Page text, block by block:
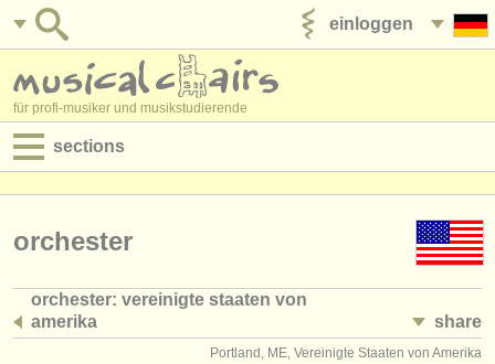
einloggen
für profi-musiker und musikstudierende
sections
jobs - verwaltung
orchester
orchester: vereinigte staaten von
amerika
share
Portland, ME, Vereinigte Staaten von Amerika